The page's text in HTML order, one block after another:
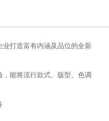
打造富有内涵及品位的全新
能将流行款式、版型、色调